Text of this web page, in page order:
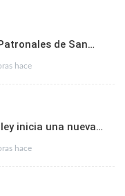
de San…
hace
inicia una nueva…
hace